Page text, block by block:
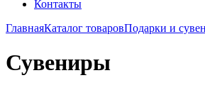
Контакты
ГлавнаяКаталог товаровПодарки и
Сувениры